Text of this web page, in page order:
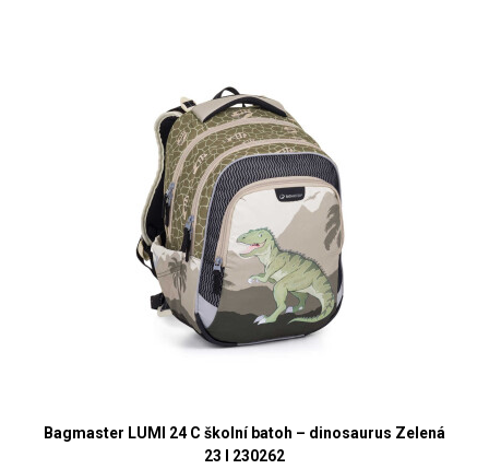
Bagmaster LUMI 24 C školní batoh – dinosaurus Zelená
23 l 230262